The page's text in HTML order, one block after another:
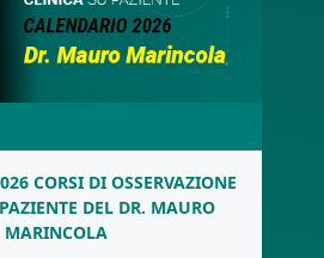
CORSI DI OSSERVAZIONE
DEL DR. MAURO
MARINCOLA